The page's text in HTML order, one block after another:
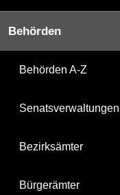
Behörden
Behörden A-Z
Senatsverwaltungen
Bezirksämter
Bürgerämter